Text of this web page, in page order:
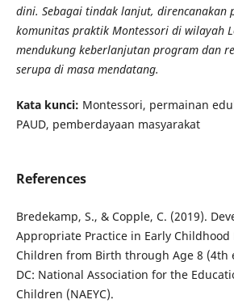
dini. Sebagai tindak lanjut, direncanakan
komunitas praktik Montessori di wilayah
mendukung keberlanjutan program dan
serupa di masa mendatang.
Kata kunci: Montessori, permainan
PAUD, pemberdayaan masyarakat
References
Bredekamp, S., & Copple, C. (2019).
Appropriate Practice in Early Childhood
Children from Birth through Age 8 (4th
DC: National Association for the
Children (NAEYC).